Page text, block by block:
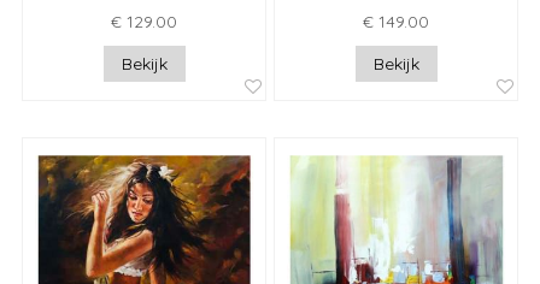
€ 129.00
Bekijk
€ 149.00
Bekijk